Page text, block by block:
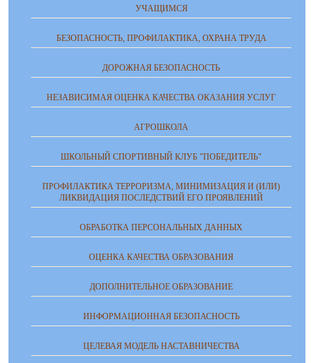
УЧАЩИМСЯ
БЕЗОПАСНОСТЬ, ПРОФИЛАКТИКА, ОХРАНА ТРУДА
ДОРОЖНАЯ БЕЗОПАСНОСТЬ
НЕЗАВИСИМАЯ ОЦЕНКА КАЧЕСТВА ОКАЗАНИЯ УСЛУГ
АГРОШКОЛА
ШКОЛЬНЫЙ СПОРТИВНЫЙ КЛУБ "ПОБЕДИТЕЛЬ"
ПРОФИЛАКТИКА ТЕРРОРИЗМА, МИНИМИЗАЦИЯ И (ИЛИ)
ЛИКВИДАЦИЯ ПОСЛЕДСТВИЙ ЕГО ПРОЯВЛЕНИЙ
ОБРАБОТКА ПЕРСОНАЛЬНЫХ ДАННЫХ
ОЦЕНКА КАЧЕСТВА ОБРАЗОВАНИЯ
ДОПОЛНИТЕЛЬНОЕ ОБРАЗОВАНИЕ
ИНФОРМАЦИОННАЯ БЕЗОПАСНОСТЬ
ЦЕЛЕВАЯ МОДЕЛЬ НАСТАВНИЧЕСТВА